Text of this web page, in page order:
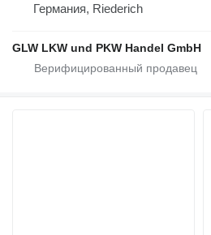
Германия, Riederich
GLW LKW und PKW Handel GmbH